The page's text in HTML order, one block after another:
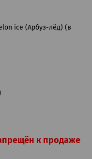
ice (Арбуз-лёд) (в
к продаже